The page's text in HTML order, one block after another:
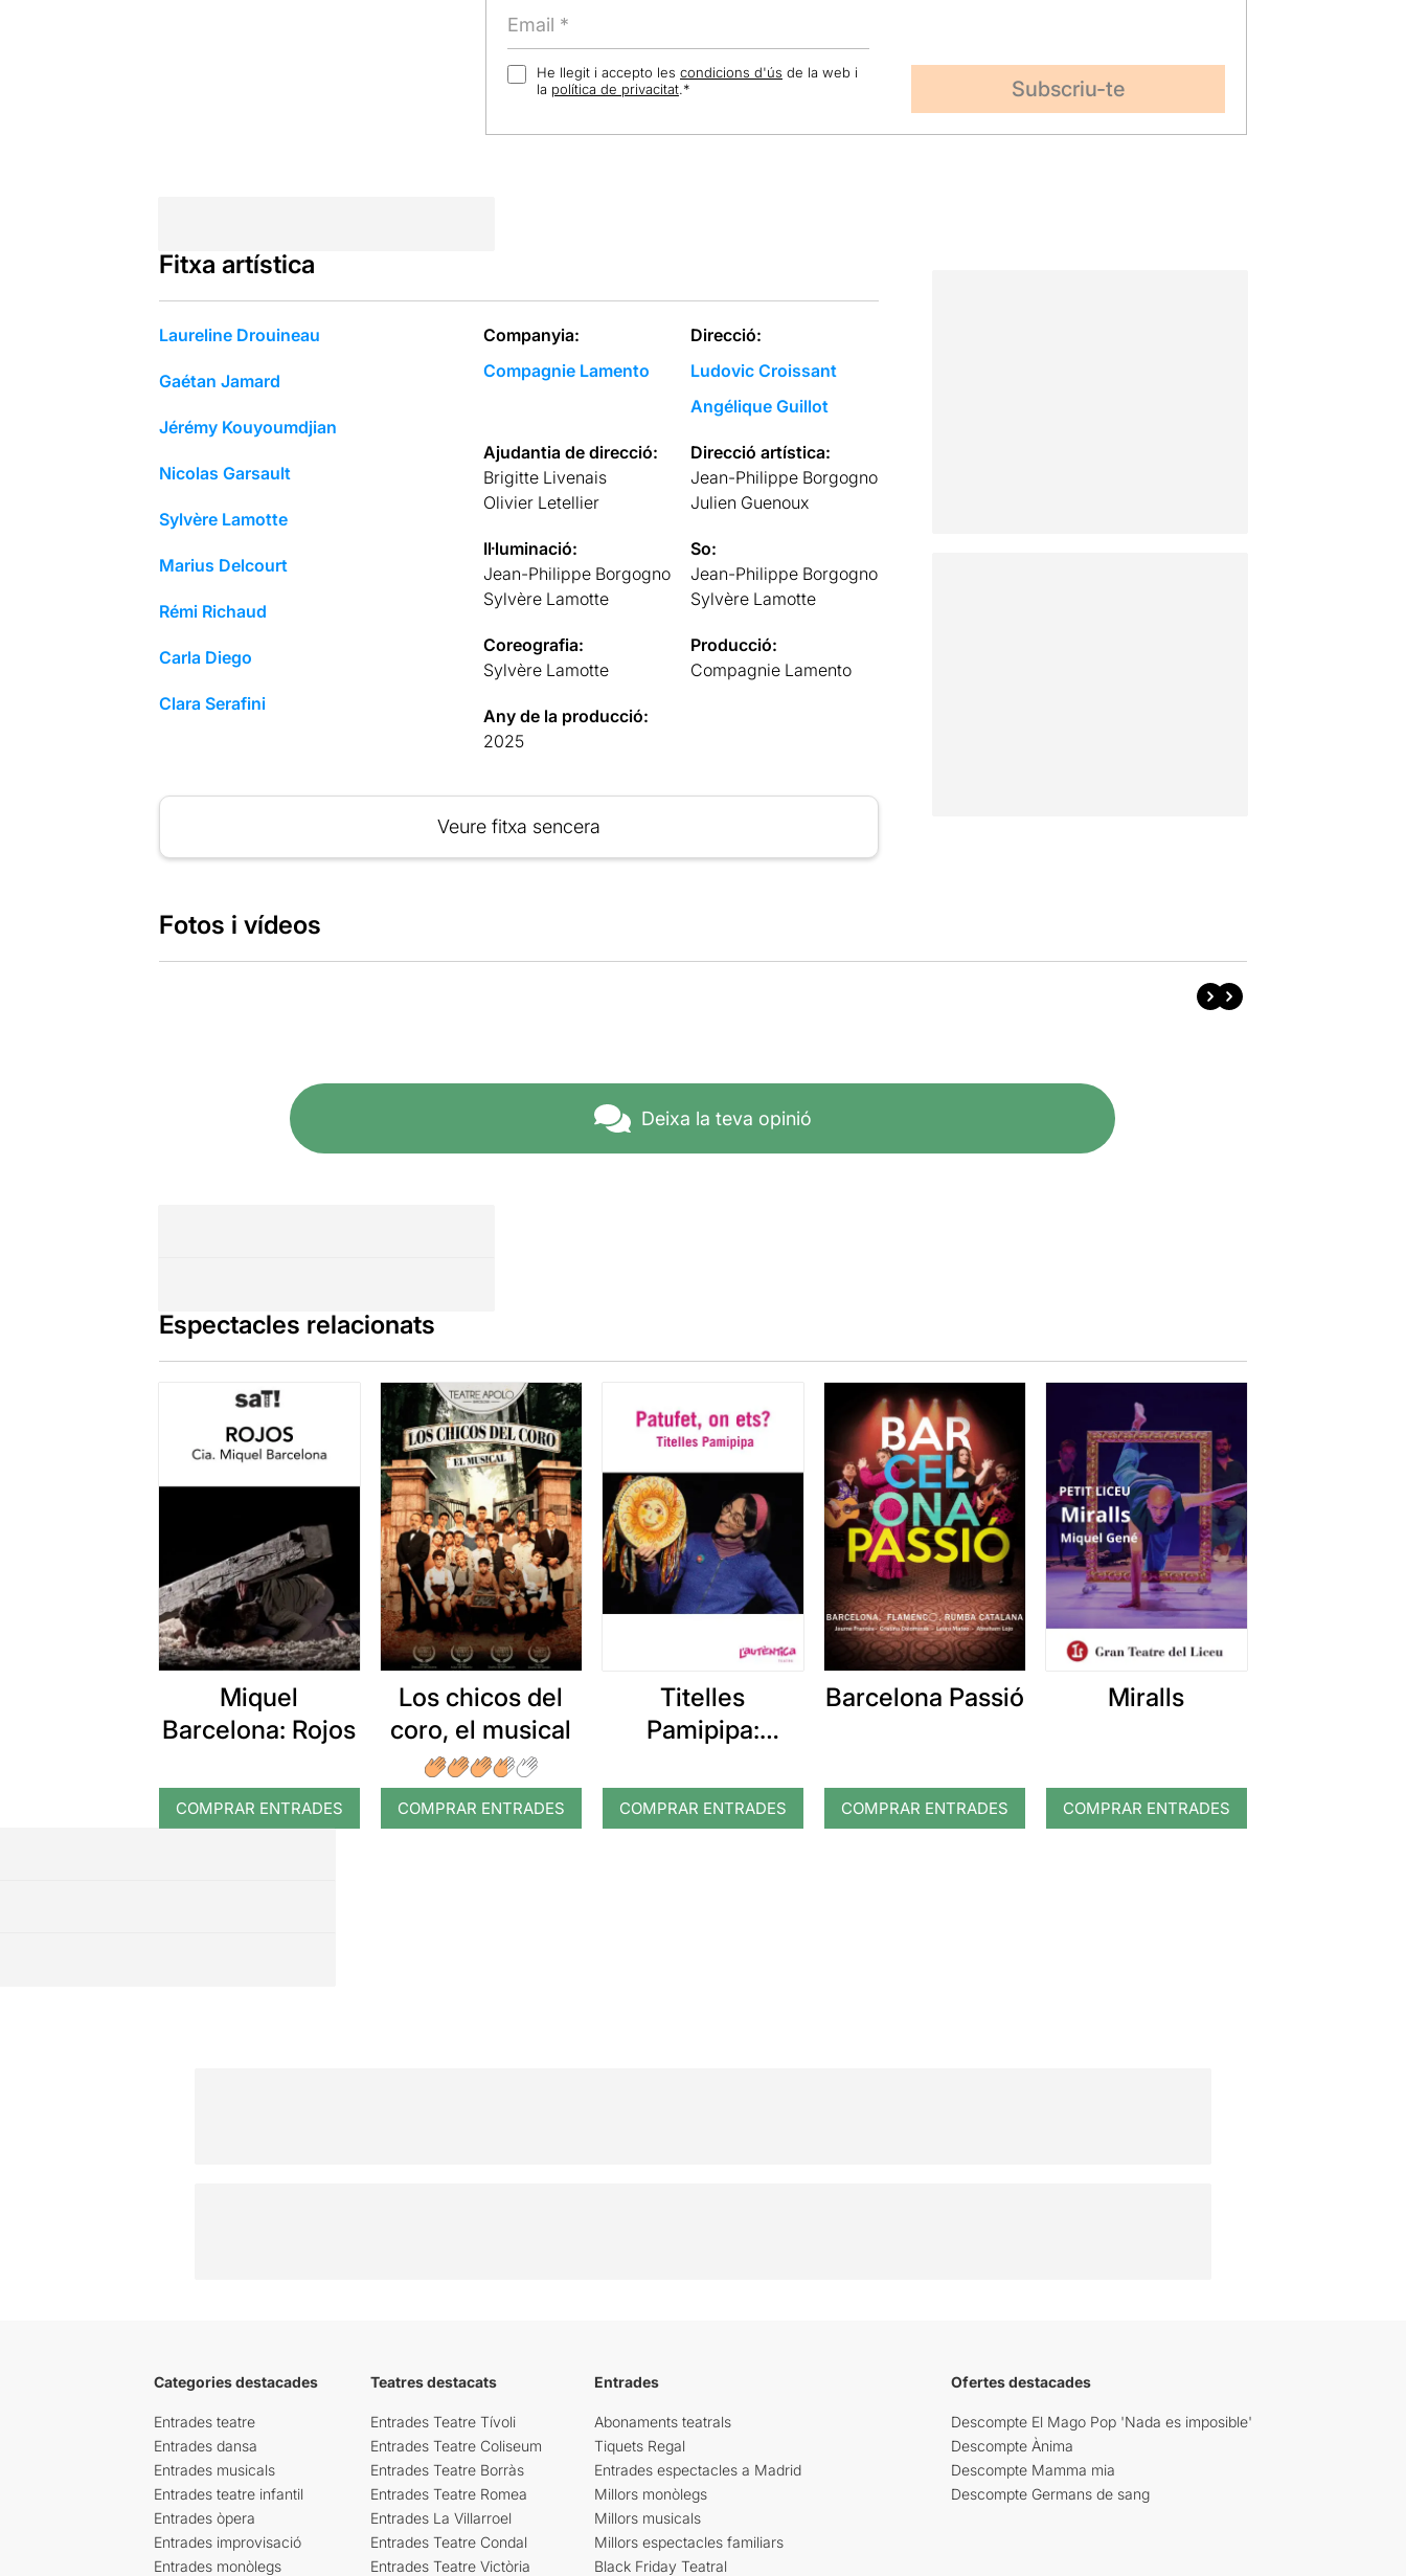
He llegit i accepto les condicions d'ús de la web i
la política de privacitat.*
Fitxa artística
Laureline Drouineau
Gaétan Jamard
Jérémy Kouyoumdjian
Nicolas Garsault
Sylvère Lamotte
Marius Delcourt
Rémi Richaud
Carla Diego
Clara Serafini
Companyia:
Compagnie Lamento
Direcció:
Ludovic Croissant
Angélique Guillot
Ajudantia de direcció:
Brigitte Livenais
Olivier Letellier
Direcció artística:
Jean-Philippe Borgogno
Julien Guenoux
Il·luminació:
Jean-Philippe Borgogno
Sylvère Lamotte
So:
Jean-Philippe Borgogno
Sylvère Lamotte
Coreografia:
Sylvère Lamotte
Producció:
Compagnie Lamento
Any de la producció:
2025
Veure fitxa sencera
Fotos i vídeos
Deixa la teva opinió
Espectacles relacionats
Miquel
Barcelona: Rojos
COMPRAR ENTRADES
Los chicos del
coro, el musical
COMPRAR ENTRADES
Titelles
Pamipipa:
COMPRAR ENTRADES
Barcelona Passió
COMPRAR ENTRADES
Miralls
COMPRAR ENTRADES
Categories destacades
Entrades teatre
Entrades dansa
Entrades musicals
Entrades teatre infantil
Entrades òpera
Entrades improvisació
Entrades monòlegs
Teatres destacats
Entrades Teatre Tívoli
Entrades Teatre Coliseum
Entrades Teatre Borràs
Entrades Teatre Romea
Entrades La Villarroel
Entrades Teatre Condal
Entrades Teatre Victòria
Entrades
Abonaments teatrals
Tiquets Regal
Entrades espectacles a Madrid
Millors monòlegs
Millors musicals
Millors espectacles familiars
Black Friday Teatral
Ofertes destacades
Descompte El Mago Pop 'Nada es imposible'
Descompte Ànima
Descompte Mamma mia
Descompte Germans de sang